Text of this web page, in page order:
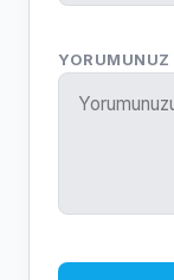
YORUMUNUZ